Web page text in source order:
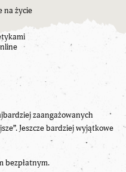
na życie
zaangażowanych
Jeszcze bardziej wyjątkowe
bezpłatnym.